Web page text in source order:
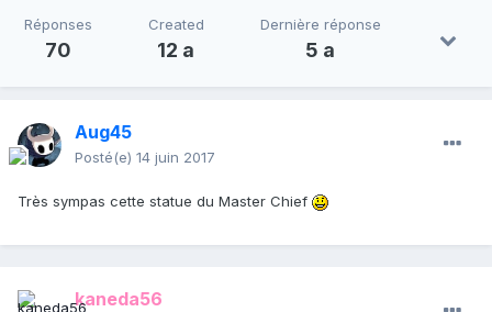
Réponses
70
Created
12 a
Dernière réponse
5 a
Aug45
Posté(e) 14 juin 2017
Très sympas cette statue du Master Chief
kaneda56